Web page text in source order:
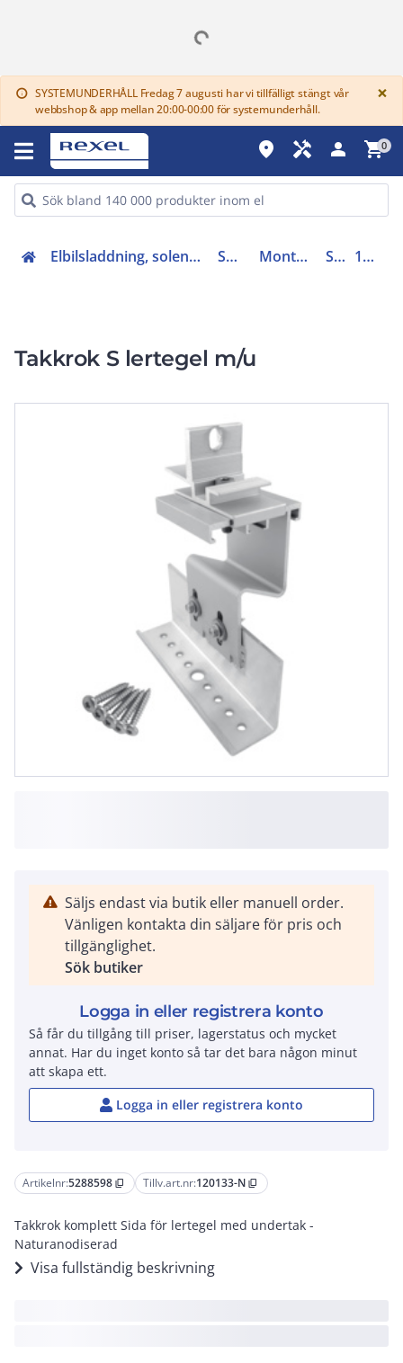
info SYSTEMUNDERHÅLL Fredag 7 augusti har vi tillfälligt stängt vår
webbshop & app mellan 20:00-00:00 för systemunderhåll.
×
place handyman person shopping_cart0
Elbilsladdning, solenergi och energilager (27) Solenergi Montagesystem Skruv 120133-N
Takkrok S lertegel m/u
Artikelnr:5288598 content_copy Tillv.art.nr:120133-N content_copy
Takkrok komplett Sida för lertegel med undertak -
Naturanodiserad
Visa fullständig beskrivning
Säljs endast via butik eller manuell order.
Vänligen kontakta din säljare för pris och
tillgänglighet.
Sök butiker
Logga in eller registrera konto
Så får du tillgång till priser, lagerstatus och mycket
annat. Har du inget konto så tar det bara någon minut
att skapa ett.
Logga in eller registrera konto